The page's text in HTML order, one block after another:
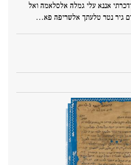
אננא עלי גמלה אלסלאמה ואל
גיר נטר טלעתך אלשריפה פא‮…